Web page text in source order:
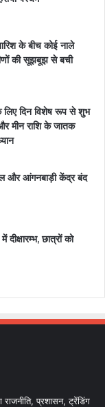
के बीच कोई नाले
की सूझबूझ से बची
दिन विशेष रूप से शुभ
मीन राशि के जातक
और आंगनबाड़ी केंद्र बंद
दीक्षारम्भ, छात्रों को
प्रशासन, ट्रेंडिंग